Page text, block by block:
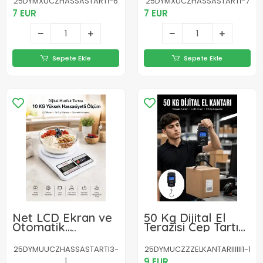
7 EUR
Sepete Ekle
7 EUR
Sepete Ekle
Net LCD Ekran ve
Otomatik
Kapanma Özelliği
ile Uzun Ömürlü
Dijital Mutfak
25DYMUUCZHASSASTARTI3-
1
50 Kg Dijital El
Terazisi Cep Tartısı
El Kantarı Terazi
Yeni Nesil
25DYMUCZZZELKANTARIIIIII1-1